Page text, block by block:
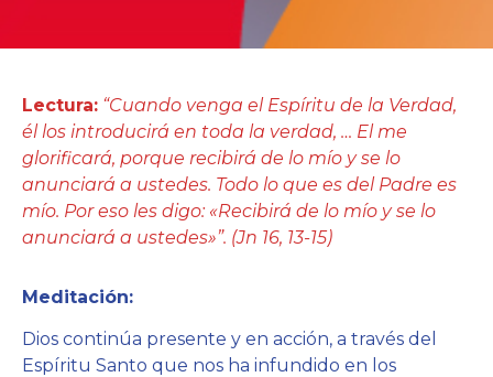
Lectura: “Cuando venga el Espíritu de la Verdad,
él los introducirá en toda la verdad, … El me
glorificará, porque recibirá de lo mío y se lo
anunciará a ustedes. Todo lo que es del Padre es
mío. Por eso les digo: «Recibirá de lo mío y se lo
anunciará a ustedes»”. (Jn 16, 13-15)
Meditación:
Dios continúa presente y en acción, a través del
Espíritu Santo que nos ha infundido en los